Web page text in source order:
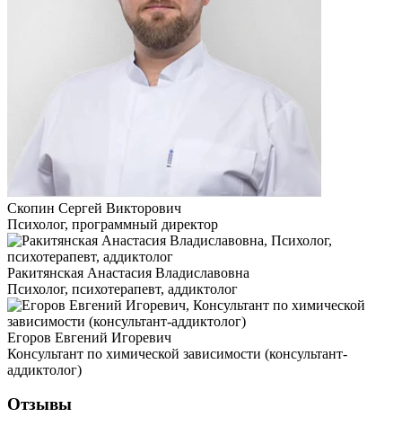
Скопин Сергей Викторович
Психолог, программный директор
Ракитянская Анастасия Владиславовна
Психолог, психотерапевт, аддиктолог
Егоров Евгений Игоревич
Консультант по химической зависимости (консультант-
аддиктолог)
Отзывы